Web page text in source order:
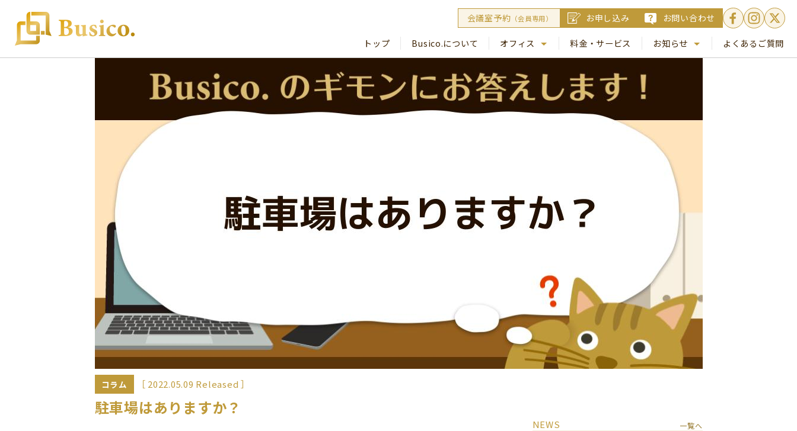
会議室予約 （会員専用） お申し込み お問い合わせ
トップ Busico.について
オフィス
Busico. 梅田
料金・サービス
お知らせ
Busico.通信
よくあるご質問
コラム ［ 2022.05.09 Released ］
駐車場はありますか？
NEWS
一覧へ